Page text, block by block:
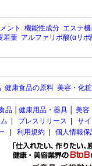
ント 機能性成分 エステ
若葉 アルファリポ酸(αリポ
健康食品の原料 美容・化
品 健康用品・器具 美容
プレスリリース
サ
利用規約 個人情報